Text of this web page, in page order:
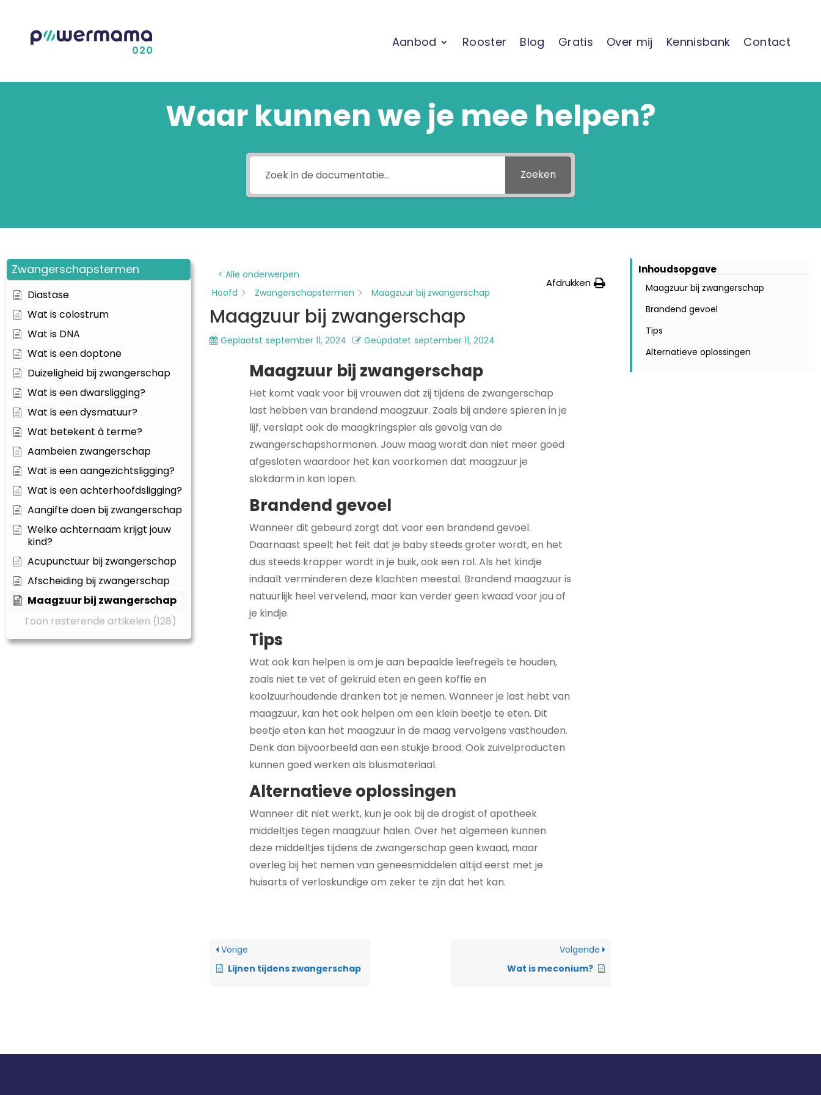
Aanbod Rooster Blog Gratis Over mij Kennisbank Contact
Waar kunnen we je mee helpen?
Zoeken
Zwangerschapstermen
Diastase
Wat is colostrum
Wat is DNA
Wat is een doptone
Duizeligheid bij zwangerschap
Wat is een dwarsligging?
Wat is een dysmatuur?
Wat betekent à terme?
Aambeien zwangerschap
Wat is een aangezichtsligging?
Wat is een achterhoofdsligging?
Aangifte doen bij zwangerschap
Welke achternaam krijgt jouw
kind?
Acupunctuur bij zwangerschap
Afscheiding bij zwangerschap
Maagzuur bij zwangerschap
Toon resterende artikelen (128)
< Alle onderwerpen
Hoofd
Zwangerschapstermen Maagzuur bij zwangerschap
Afdrukken
Maagzuur bij zwangerschap
Geplaatst september 11, 2024 Geüpdatet september 11, 2024
Maagzuur bij zwangerschap
Het komt vaak voor bij vrouwen dat zij tijdens de zwangerschap
last hebben van brandend maagzuur. Zoals bij andere spieren in je
lijf, verslapt ook de maagkringspier als gevolg van de
zwangerschapshormonen. Jouw maag wordt dan niet meer goed
afgesloten waardoor het kan voorkomen dat maagzuur je
slokdarm in kan lopen.
Brandend gevoel
Wanneer dit gebeurd zorgt dat voor een brandend gevoel.
Daarnaast speelt het feit dat je baby steeds groter wordt, en het
dus steeds krapper wordt in je buik, ook een rol. Als het kindje
indaalt verminderen deze klachten meestal. Brandend maagzuur is
natuurlijk heel vervelend, maar kan verder geen kwaad voor jou of
je kindje.
Tips
Wat ook kan helpen is om je aan bepaalde leefregels te houden,
zoals niet te vet of gekruid eten en geen koffie en
koolzuurhoudende dranken tot je nemen. Wanneer je last hebt van
maagzuur, kan het ook helpen om een klein beetje te eten. Dit
beetje eten kan het maagzuur in de maag vervolgens vasthouden.
Denk dan bijvoorbeeld aan een stukje brood. Ook zuivelproducten
kunnen goed werken als blusmateriaal.
Alternatieve oplossingen
Wanneer dit niet werkt, kun je ook bij de drogist of apotheek
middeltjes tegen maagzuur halen. Over het algemeen kunnen
deze middeltjes tijdens de zwangerschap geen kwaad, maar
overleg bij het nemen van geneesmiddelen altijd eerst met je
huisarts of verloskundige om zeker te zijn dat het kan.
Vorige
Lijnen tijdens zwangerschap
Volgende
Wat is meconium?
Inhoudsopgave
Maagzuur bij zwangerschap
Brandend gevoel
Tips
Alternatieve oplossingen